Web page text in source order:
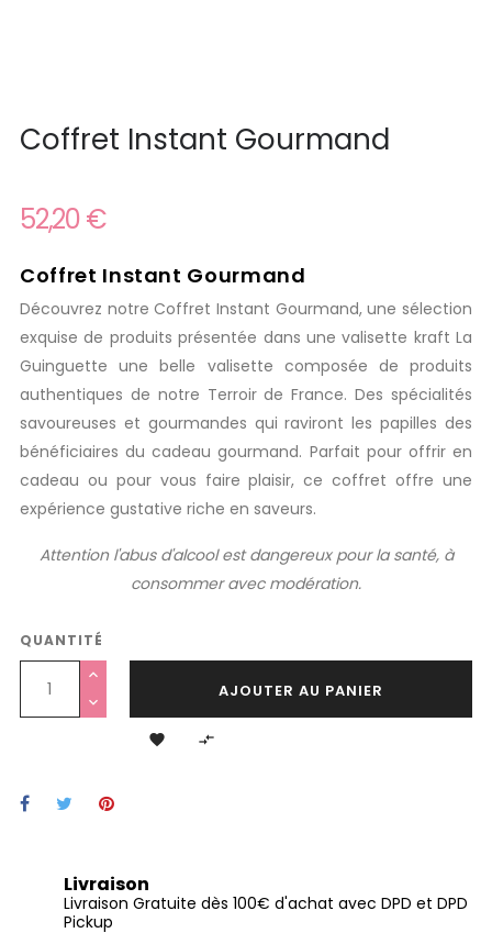
Coffret Instant Gourmand
52,20 €
Coffret Instant Gourmand
Découvrez notre Coffret Instant Gourmand, une sélection
exquise de produits présentée dans une valisette kraft La
Guinguette une belle valisette composée de produits
authentiques de notre Terroir de France. Des spécialités
savoureuses et gourmandes qui raviront les papilles des
bénéficiaires du cadeau gourmand. Parfait pour offrir en
cadeau ou pour vous faire plaisir, ce coffret offre une
expérience gustative riche en saveurs.
Attention l'abus d'alcool est dangereux pour la santé, à
consommer avec modération.
QUANTITÉ
AJOUTER AU PANIER
 
Livraison
Livraison Gratuite dès 100€ d'achat avec DPD et DPD
Pickup